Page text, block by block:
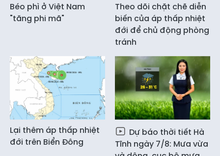
Béo phì ở Việt Nam
"tăng phi mã"
Theo dõi chặt chẽ diễn
biến của áp thấp nhiệt
đới để chủ động phòng
tránh
Lại thêm áp thấp nhiệt
đới trên Biển Đông
Dự báo thời tiết Hà
Tĩnh ngày 7/8: Mưa vừa